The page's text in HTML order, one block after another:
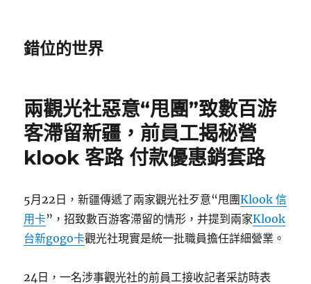
錯位的世界
兩觀光社惡意“甩團”致數百游
客滯留新疆，前員工揭秘營
klook 客路 付款優惠銷套路
5月22日，新疆傳遞了兩家觀光社歹意“甩團Klook 信
用卡”，招致數百游客滯留的情形，并提到兩家Klook
台新gogo卡觀光社現實是統一批職員擔任詳細營業。
24日，一名涉事觀光社的前員工接收記者采訪時表